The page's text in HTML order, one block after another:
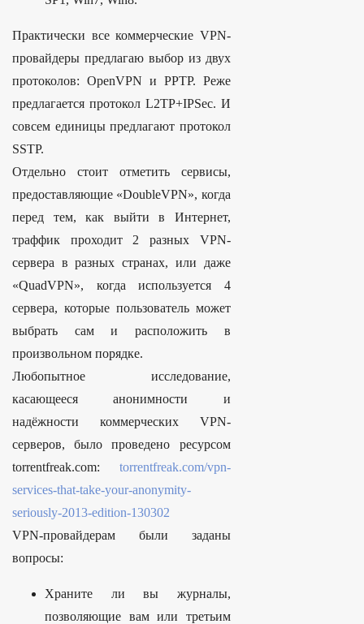
Практически все коммерческие VPN-
провайдеры предлагаю выбор из двух
протоколов: OpenVPN и PPTP. Реже
предлагается протокол L2TP+IPSec. И
совсем единицы предлагают протокол
SSTP.
Отдельно стоит отметить сервисы,
предоставляющие «DoubleVPN», когда
перед тем, как выйти в Интернет,
траффик проходит 2 разных VPN-
сервера в разных странах, или даже
«QuadVPN», когда используется 4
сервера, которые пользователь может
выбрать сам и расположить в
произвольном порядке.
Любопытное исследование,
касающееся анонимности и
надёжности коммерческих VPN-
серверов, было проведено ресурсом
torrentfreak.com:
torrentfreak.com/vpn-
services-that-take-your-anonymity-
seriously-2013-edition-130302
VPN-провайдерам были заданы
вопросы:
Храните ли вы журналы,
позволяющие вам или третьим